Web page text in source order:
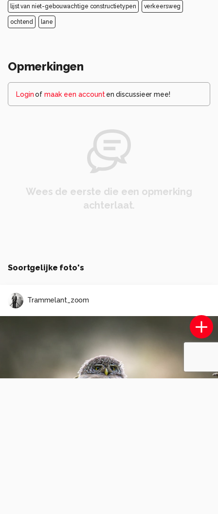
lijst van niet-gebouwachtige constructietypen verkeersweg
ochtend lane
Opmerkingen
Loginof maak een account en discussieer mee!
Wees de eerste die een opmerking
achterlaat.
Soortgelijke foto's
Trammelant_zoom